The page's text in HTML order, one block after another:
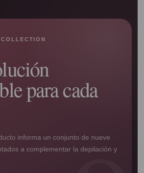
para cada
informa un conjunto de nueve
a complementar la depilación y